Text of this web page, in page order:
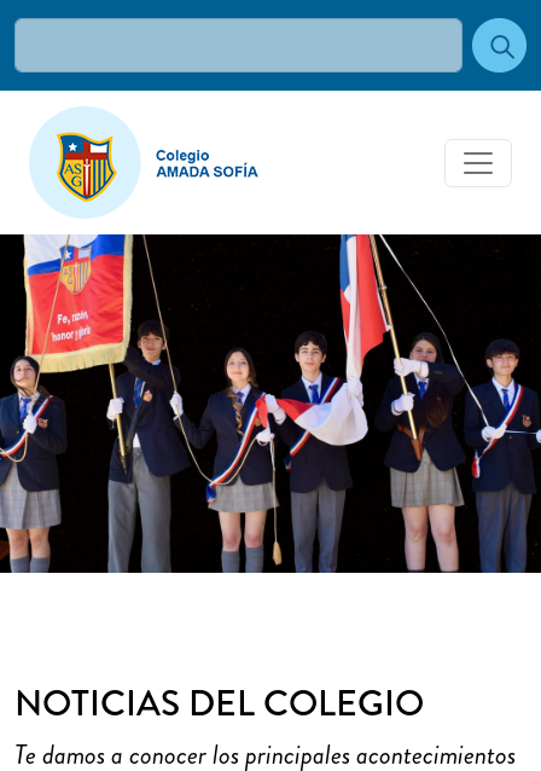
NOTICIAS DEL COLEGIO
Te damos a conocer los principales acontecimientos